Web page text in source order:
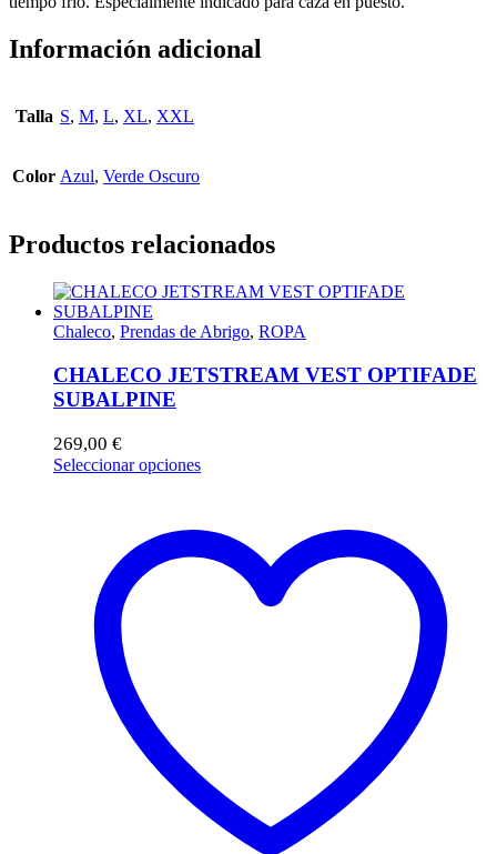
Información adicional
Talla S, M, L, XL, XXL
Color Azul, Verde Oscuro
Productos relacionados
Chaleco, Prendas de Abrigo, ROPA
CHALECO JETSTREAM VEST OPTIFADE
SUBALPINE
269,00 €
Seleccionar opcionesEste
variantes.
Las
opciones